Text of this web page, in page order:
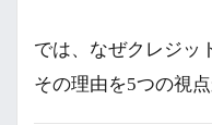
では、なぜクレジッ
その理由を5つの視